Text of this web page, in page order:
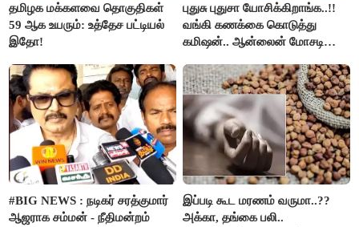
தமிழக மக்களவை தொகுதிகள்
59 ஆக உயரும்: உத்தேச பட்டியல்
இதோ!
புதுசு புதுசா யோசிக்கிறாங்க..!!
வங்கி கணக்கை கொடுத்து
கமிஷன்.. ஆன்லைன் மோசடி
கைது..!!
#BIG NEWS : நடிகர் சரத்குமார்
ஆஜராக சம்மன் - நீதிமன்றம்
இப்படி கூட மரணம் வருமா..??
அக்கா, தங்கை பலி..